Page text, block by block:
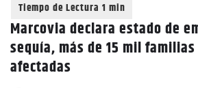
Marcovia declara estado de
sequía, más de 15 mil
afectadas